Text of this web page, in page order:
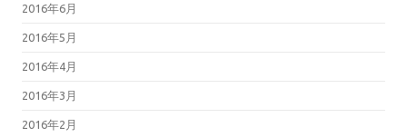
2016年6月
2016年5月
2016年4月
2016年3月
2016年2月